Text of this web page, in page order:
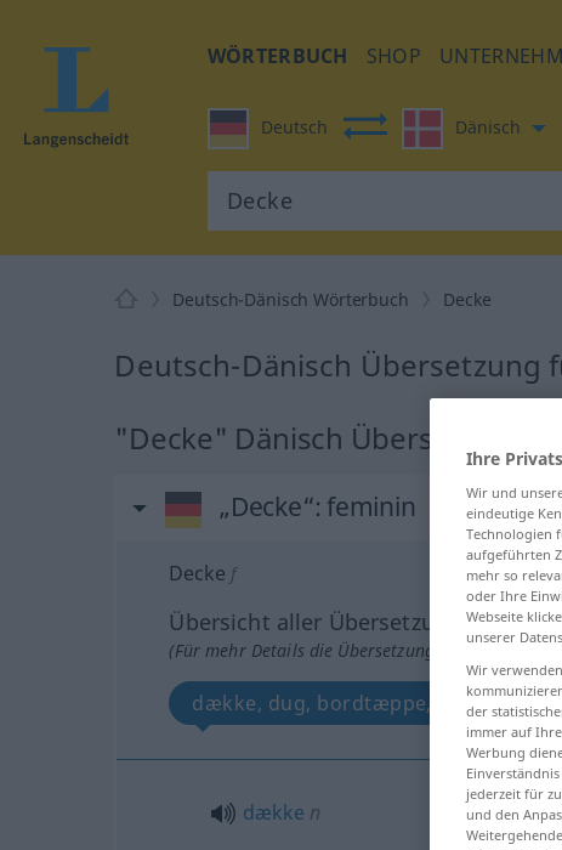
WÖRTERBUCH SHOP
Deutsch Dänisch
Deutsch-Dänisch Wörterbuch Decke
Deutsch-Dänisch Übersetzung
"Decke" Dänisch Übersetzung
„Decke“: feminin
Decke f
Übersicht aller Übersetzungen
(Für mehr Details die Übersetzung anklicken/
dække, dug, bordtæppe, tæppe, loft,
dække n
Ihre
Wir und
eindeutige
Technologien
aufgeführten
mehr so
oder Ihre
Webseite
unserer
Wir
der
immer auf
Werbung
jederzeit für
und den